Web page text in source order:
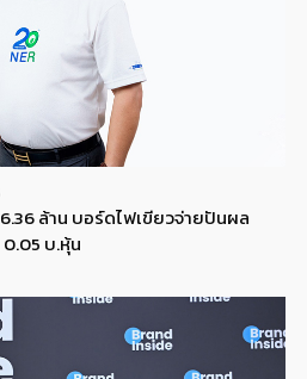
ล้าน บอร์ดไฟเขียวจ่ายปันผล
0.05 บ.หุ้น